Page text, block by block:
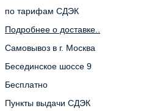
по тарифам СДЭК
Подробнее о доставке..
Самовывоз в г. Москва
Бесединское шоссе 9
Бесплатно
Пункты выдачи СДЭК